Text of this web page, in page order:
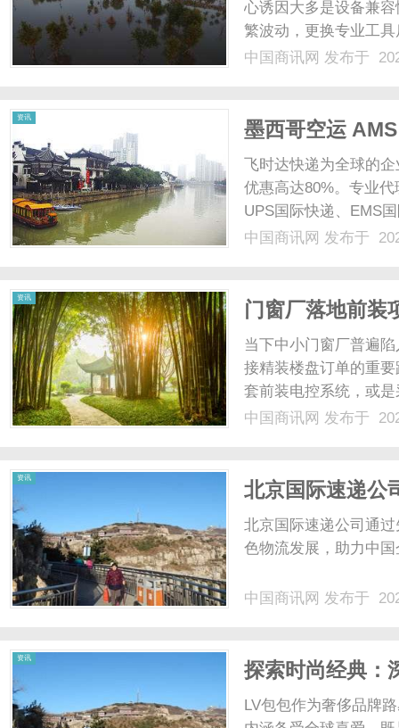
心诱因大多是设备兼
繁波动，更换专业工
都会先借助检测工具
中国商讯网 发布于
资讯
墨西哥空运
舱单时效与所需
飞时达快递为全球的
优惠高达80%。专业
UPS国际快递、EMS
业务。欧洲.美洲.非洲
中国商讯网 发布于
资讯
门窗厂落地前装
当下中小门窗厂普遍
接精装楼盘订单的重
套前装电控系统，或
价，忽略研发、测试
中国商讯网 发布于
资讯
北京国际速递公
北京国际速递公司通
色物流发展，助力中
中国商讯网 发布于
资讯
探索时尚经典：
LV包包作为奢侈品牌